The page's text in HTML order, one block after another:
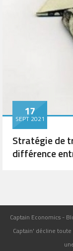
17
SEPT 2021
Stratégie de
différence
Captain Economics -
Captain' décline